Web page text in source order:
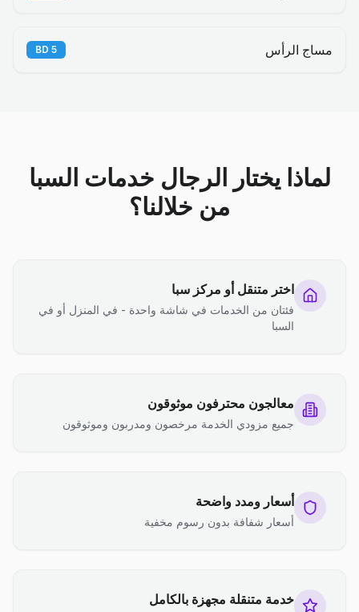
مساج الرأس 5
BD
لماذا يختار الرجال خدمات السبا
من خلالنا؟
اختر متنقل أو مركز سبا
فئتان من الخدمات في شاشة واحدة - في المنزل أو في
السبا
معالجون محترفون موثوقون
جميع مزودي الخدمة مرخصون ومدربون وموثوقون
أسعار ومدد واضحة
أسعار شفافة بدون رسوم مخفية
خدمة متنقلة مجهزة بالكامل